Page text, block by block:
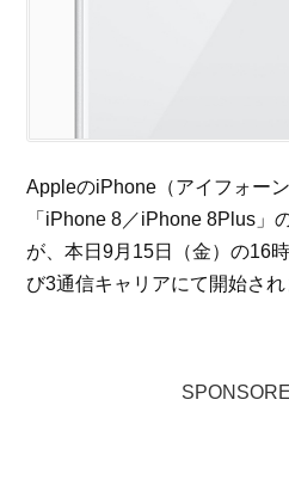
AppleのiPhone（アイフォー
「iPhone 8／iPhone 8Plus」
が、本日9月15日（金）の16
び3通信キャリアにて開始され